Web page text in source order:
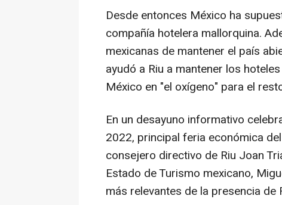
Desde entonces México ha
compañía hotelera mallorquina.
mexicanas de mantener el país
ayudó a Riu a mantener los
México en "el oxígeno" para el
En un desayuno informativo
2022, principal feria económica
consejero directivo de Riu Joan
Estado de Turismo mexicano,
más relevantes de la presencia de